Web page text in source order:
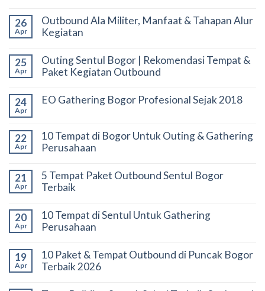
26
Apr
Outbound Ala Militer, Manfaat & Tahapan Alur
Kegiatan
25
Apr
Outing Sentul Bogor | Rekomendasi Tempat &
Paket Kegiatan Outbound
24
Apr
EO Gathering Bogor Profesional Sejak 2018
22
Apr
10 Tempat di Bogor Untuk Outing & Gathering
Perusahaan
21
Apr
5 Tempat Paket Outbound Sentul Bogor
Terbaik
20
Apr
10 Tempat di Sentul Untuk Gathering
Perusahaan
19
Apr
10 Paket & Tempat Outbound di Puncak Bogor
Terbaik 2026